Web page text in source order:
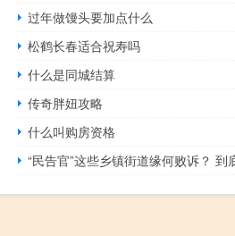
过年做馒头要加点什么
松鹤长春适合祝寿吗
什么是同城结算
传奇胖妞攻略
什么叫购房资格
“民告官”这些乡镇街道缘何败诉？ 到